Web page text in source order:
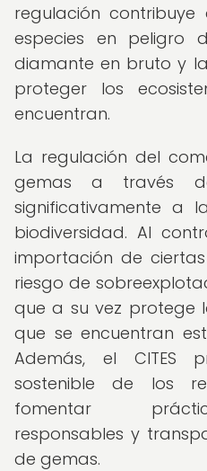
regulación
especies en peligro
diamante en bruto y
proteger los
encuentran.
La regulación del
gemas a través
significativamente a
biodiversidad. Al
importación de
riesgo de
que a su vez protege
que se encuentran
Además, el CITES
sostenible de los
fomentar
responsables y
de gemas.